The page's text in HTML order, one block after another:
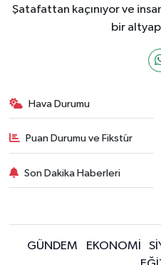
Şatafattan kaçınıyor ve
bir
Hava Durumu
Puan Durumu ve Fikstür
Son Dakika Haberleri
GÜNDEM EKONOMİ